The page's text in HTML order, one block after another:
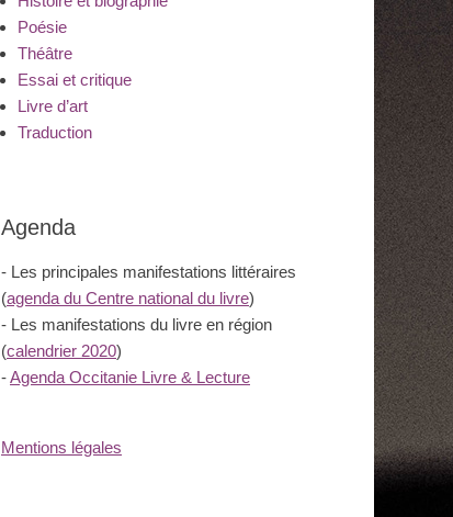
Poésie
Théâtre
Essai et critique
Livre d’art
Traduction
Agenda
- Les principales manifestations littéraires
(agenda du Centre national du livre)
- Les manifestations du livre en région
(calendrier 2020)
-Agenda Occitanie Livre & Lecture
Mentions légales